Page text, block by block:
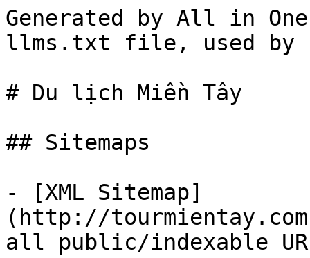
Generated by All in
llms.txt file, used by
# Du lịch Miền Tây
## Sitemaps
- [XML Sitemap]
(http://
all public/indexable